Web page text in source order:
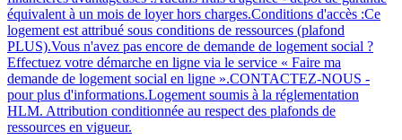
équivalent à un mois de loyer hors charges.Conditions d'accès :Ce
logement est attribué sous conditions de ressources (plafond
PLUS).Vous n'avez pas encore de demande de logement social ?
Effectuez votre démarche en ligne via le service « Faire ma
demande de logement social en ligne ».CONTACTEZ-NOUS -
pour plus d'informations.Logement soumis à la réglementation
HLM. Attribution conditionnée au respect des plafonds de
ressources en vigueur.